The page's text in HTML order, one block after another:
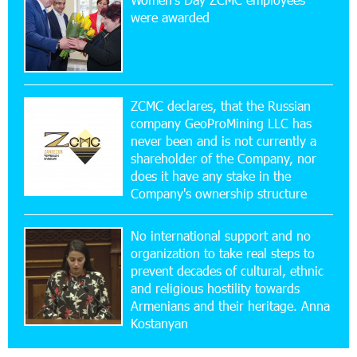
Ucom Sales and Service Center Reopens at 3/47
Yerevanyan Street in Yeghvard
tickets: Idram&IDBank
15:10:21 17-07-2026
Converse Bank Named Armenia’s Best Digital
Bank for Consumers by Euromoney
11:36:50 17-07-2026
Ucom and Microsoft Innovation Center Help
School Students Build Cybersecurity Skills
12:45:18 16-07-2026
Ucom Supports Installation of 10 kW Solar Plant
in Shenavan, Lori
were awarded
ZCMC declares, that the Russian
company GeoProMining LLC has
never been and is not currently a
shareholder of the Company, nor
does it have any stake in the
Company's ownership structure
No international support and no
organization to take real steps to
prevent decades of cultural, ethnic
and religious hostility towards
Armenians and their heritage. Anna
Kostanyan